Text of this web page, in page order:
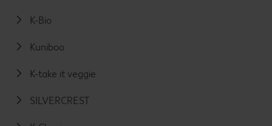
K-Bio
Kuniboo
K-take it veggie
SILVERCREST